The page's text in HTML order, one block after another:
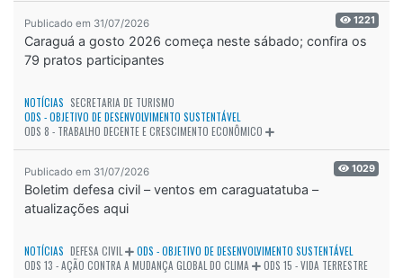
Publicado em 31/07/2026 1221
Caraguá a gosto 2026 começa neste sábado; confira os
79 pratos participantes
NOTÍCIAS SECRETARIA DE TURISMO
ODS - OBJETIVO DE DESENVOLVIMENTO SUSTENTÁVEL
ODS 8 - TRABALHO DECENTE E CRESCIMENTO ECONÔMICO
Publicado em 31/07/2026 1029
Boletim defesa civil – ventos em caraguatatuba –
atualizações aqui
NOTÍCIAS DEFESA CIVIL
ODS - OBJETIVO DE DESENVOLVIMENTO SUSTENTÁVEL
ODS 13 - AÇÃO CONTRA A MUDANÇA GLOBAL DO CLIMA
ODS 15 - VIDA TERRESTRE